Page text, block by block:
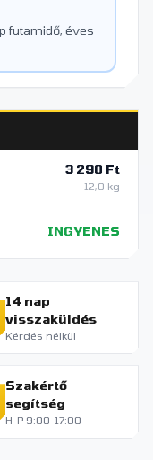
futamidő, éves
3 290 Ft
12,0 kg
INGYENES
14 nap
visszaküldés
Kérdés nélkül
Szakértő
segítség
H-P 9:00-17:00